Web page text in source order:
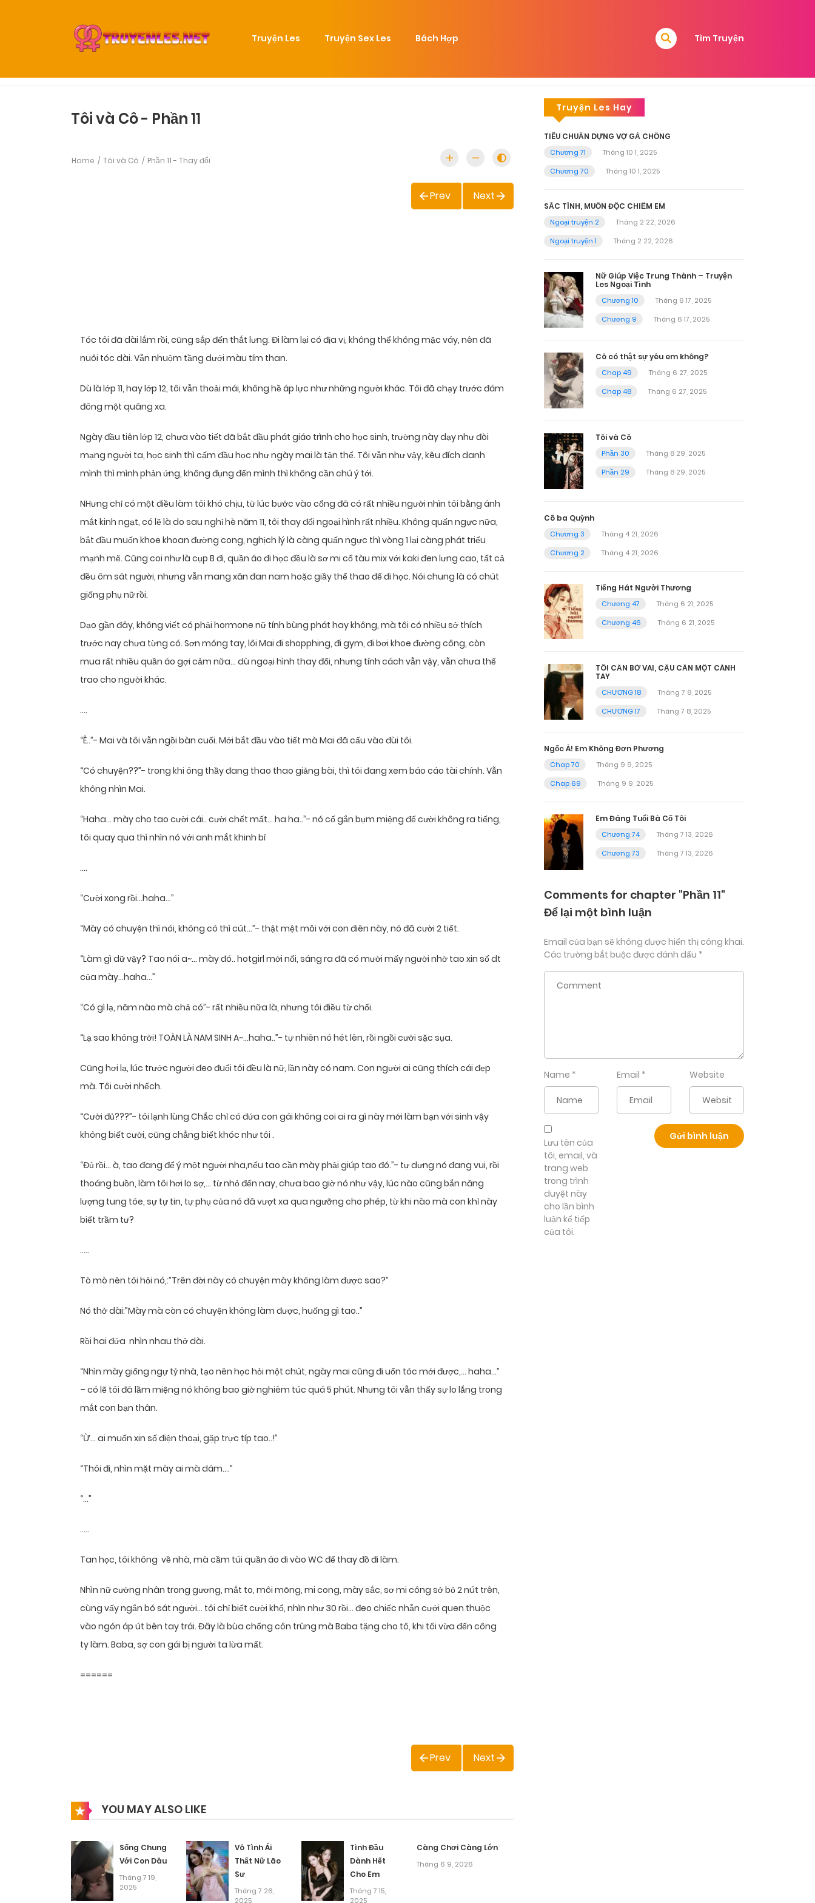
Truyện Les Truyện Sex Les Bách Hợp Tìm Truyện
Tôi và Cô - Phần 11
Home Tôi và Cô Phần 11 - Thay đổi
Prev Next
Tóc tôi đã dài lắm rồi, cũng sắp đến thắt lưng. Đi làm lại có địa vị, không thể không mặc váy, nên đã
nuôi tóc dài. Vẫn nhuộm tầng dưới màu tím than.
Dù là lớp 11, hay lớp 12, tôi vẫn thoải mái, không hề áp lực như những người khác. Tôi đã chạy trước đám
đông một quãng xa.
Ngày đầu tiên lớp 12, chưa vào tiết đã bắt đầu phát giáo trình cho học sinh, trường này dạy như đòi
mạng người ta, học sinh thì cấm đầu học như ngày mai là tận thế. Tôi vẫn như vậy, kêu đích danh
mình thì mình phản ứng, không đụng đến mình thì không cần chú ý tới.
NHưng chỉ có một điều làm tôi khó chịu, từ lúc bước vào cổng đã có rất nhiều người nhìn tôi bằng ánh
mắt kinh ngạt, có lẽ là do sau nghỉ hè năm 11, tôi thay đổi ngoại hình rất nhiều. Không quấn ngực nữa,
bắt đầu muốn khoe khoan đường cong, nghịch lý là càng quấn ngực thì vòng 1 lại càng phát triểu
mạnh mẽ. Cũng coi như là cụp B đi, quần áo đi học đều là sơ mi cổ tàu mix với kaki đen lưng cao, tất cả
đều ôm sát người, nhưng vẫn mang xăn đan nam hoặc giầy thể thao để đi học. Nói chung là có chút
giống phụ nữ rồi.
Dạo gần đây, không viết có phải hormone nữ tính bùng phát hay không, mà tôi có nhiều sở thích
trước nay chưa từng có. Sơn móng tay, lôi Mai đi shopphing, đi gym, đi bơi khoe đường công, còn
mua rất nhiều quần áo gợi cảm nữa… dù ngoại hình thay đổi, nhưng tính cách vẫn vậy, vẫn chưa thể
trao cho người khác.
….
“Ê..”- Mai và tôi vẫn ngồi bàn cuối. Mới bắt đầu vào tiết mà Mai đã cấu vào đùi tôi.
“Có chuyện??”- trong khi ông thầy đang thao thao giảng bài, thì tôi đang xem báo cáo tài chính. Vẫn
không nhìn Mai.
“Haha… mày cho tao cười cái.. cười chết mất… ha ha..”- nó cố gắn bụm miệng để cười không ra tiếng,
tôi quay qua thì nhìn nó với anh mắt khinh bỉ
….
“Cười xong rồi…haha…”
“Mày có chuyện thì nói, không có thì cút…”- thật mệt mõi với con điên này, nó đã cười 2 tiết.
“Làm gì dữ vậy? Tao nói a~… mày đó.. hotgirl mới nổi, sáng ra đã có mười mấy người nhờ tao xin số dt
của mày…haha…”
“Có gì lạ, năm nào mà chả có”- rất nhiều nữa là, nhưng tôi điều từ chối.
“Lạ sao không trời! TOÀN LÀ NAM SINH A~…haha..”- tự nhiên nó hét lên, rồi ngồi cười sặc sụa.
Cũng hơi lạ, lúc trước người đeo đuổi tôi đều là nữ, lần này có nam. Con người ai cũng thích cái đẹp
mà. Tôi cười nhếch.
“Cười đủ???”- tôi lạnh lùng Chắc chỉ có đứa con gái không coi ai ra gì này mới làm bạn với sinh vậy
không biết cười, cũng chẳng biết khóc như tôi .
“Đủ rồi… à, tao đang để ý một người nha,nếu tao cần mày phải giúp tao đó.”- tự dưng nó đang vui, rồi
thoáng buồn, làm tôi hơi lo sợ,… từ nhỏ đến nay, chưa bao giờ nó như vậy, lúc nào cũng bắn năng
lượng tung tóe, sự tự tin, tự phụ của nó đã vượt xa qua ngưỡng cho phép, từ khi nào mà con khỉ này
biết trầm tư?
…..
Tò mò nên tôi hỏi nó,:”Trên đời này có chuyện mày không làm được sao?”
Nó thở dài:”Mày mà còn có chuyện không làm được, huống gì tao..”
Rồi hai đứa nhìn nhau thở dài.
“Nhìn mày giống ngự tỷ nhà, tạo nên học hỏi một chút, ngày mai cũng đi uốn tóc mới được,… haha…”
– có lẽ tôi đã lầm miệng nó không bao giờ nghiêm túc quá 5 phút. Nhưng tôi vẫn thấy sự lo lắng trong
mắt con bạn thân.
“Ừ… ai muốn xin số điện thoại, gặp trực típ tao..!”
“Thôi đi, nhìn mặt mày ai mà dám….”
“…”
…..
Tan học, tôi không về nhà, mà cầm túi quần áo đi vào WC để thay đồ đi làm.
Nhìn nữ cường nhân trong gương, mắt to, môi mõng, mi cong, mày sắc, sơ mi công sở bỏ 2 nút trên,
cùng vấy ngắn bó sát người… tôi chỉ biết cười khổ, nhìn như 30 rồi… đeo chiếc nhẫn cưới quen thuộc
vào ngón áp út bên tay trái. Đây là bùa chống côn trùng mà Baba tặng cho tô, khi tôi vừa đến công
ty làm. Baba, sợ con gái bị người ta lừa mất.
======
Prev Next
YOU MAY ALSO LIKE
Sống Chung
Với Con Dâu
Tháng 7 19,
2025
Vô Tình Ái
Thất Nữ Lão
Sư
Tháng 7 26,
2025
Tình Đầu
Dành Hết
Cho Em
Tháng 7 15,
2025
Càng Chơi Càng Lớn
Tháng 6 9, 2026
Truyện Les Hay
TIÊU CHUẨN DỰNG VỢ GẢ CHỒNG
Chương 71
Tháng 10 1, 2025
Chương 70
Tháng 10 1, 2025
SẮC TÌNH, MUỐN ĐỘC CHIẾM EM
Ngoại truyện 2
Tháng 2 22, 2026
Ngoại truyện 1
Tháng 2 22, 2026
Nữ Giúp Việc Trung Thành – Truyện
Les Ngoại Tình
Chương 10
Tháng 6 17, 2025
Chương 9
Tháng 6 17, 2025
Cô có thật sự yêu em không?
Chap 49
Tháng 6 27, 2025
Chap 48
Tháng 6 27, 2025
Tôi và Cô
Phần 30
Tháng 8 29, 2025
Phần 29
Tháng 8 29, 2025
Cô ba Quỳnh
Chương 3
Tháng 4 21, 2026
Chương 2
Tháng 4 21, 2026
Tiếng Hát Người Thương
Chương 47
Tháng 6 21, 2025
Chương 46
Tháng 6 21, 2025
TÔI CẦN BỜ VAI, CẬU CẦN MỘT CÁNH
TAY
CHƯƠNG 18
Tháng 7 8, 2025
CHƯƠNG 17
Tháng 7 8, 2025
Ngốc À! Em Không Đơn Phương
Chap 70
Tháng 9 9, 2025
Chap 69
Tháng 9 9, 2025
Em Đáng Tuổi Bà Cố Tôi
Chương 74
Tháng 7 13, 2026
Chương 73
Tháng 7 13, 2026
Comments for chapter "Phần 11"
Để lại một bình luận
Email của bạn sẽ không được hiển thị công khai.
Các trường bắt buộc được đánh dấu *
Name * Email * Website
Lưu tên của
tôi, email, và
trang web
trong trình
duyệt này
cho lần bình
luận kế tiếp
của tôi.